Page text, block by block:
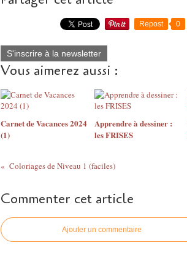
Repost 0
S'inscrire à la newsletter
Vous aimerez aussi :
Carnet de Vacances 2024
(1)
Apprendre à dessiner :
les FRISES
Coloriages de Niveau 1 (faciles)
Commenter cet article
Ajouter un commentaire